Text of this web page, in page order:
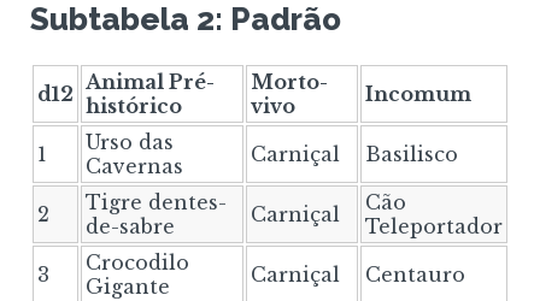
Subtabela 2: Padrão
d12 Animal Pré-
histórico
Morto-
vivo
Incomum
1
Urso das
Cavernas
Carniçal Basilisco
2
Tigre dentes-
de-sabre
Carniçal
Cão
Teleportador
3
Crocodilo
Gigante
Carniçal
Centauro